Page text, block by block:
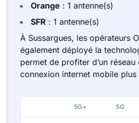
Orange : 1 antenne(s)
SFR : 1 antenne(s)
À Sussargues, les opérateurs
également déployé la
permet de profiter d’un réseau
connexion internet mobile plus
5G+ 5G